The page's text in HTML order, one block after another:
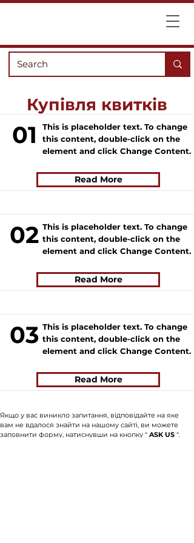
Купівля квитків
01
This is placeholder text. To change
this content, double-click on the
element and click Change Content.
Read More
02 This is placeholder text. To change
this content, double-click on the
element and click Change Content.
Read More
03 This is placeholder text. To change
this content, double-click on the
element and click Change Content.
Read More
Якщо у вас виникло запитання, відповідайте на яке
вам не вдалося знайти на нашому сайті, ви можете
заповнити форму, натиснувши на кнопку " ASK US ".